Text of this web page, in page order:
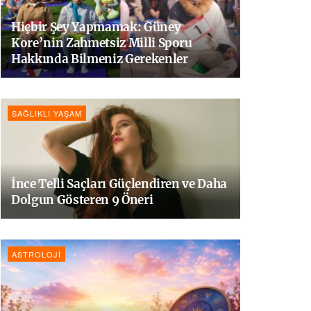
Hiçbir Şey Yapmamak: Güney
Kore’nin Zahmetsiz Milli Sporu
Hakkında Bilmeniz Gerekenler
SAĞLIKLI YAŞAM
İnce Telli Saçları Güçlendiren ve Daha
Dolgun Gösteren 9 Öneri
ASTROLOJI